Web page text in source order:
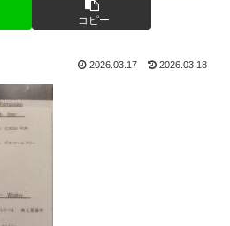
コピー
2026.03.17 2026.03.18